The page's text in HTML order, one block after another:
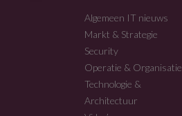
Algemeen IT nieuws
Markt & Strategie
Security
Operatie & Organisatie
Technologie &
Architectuur